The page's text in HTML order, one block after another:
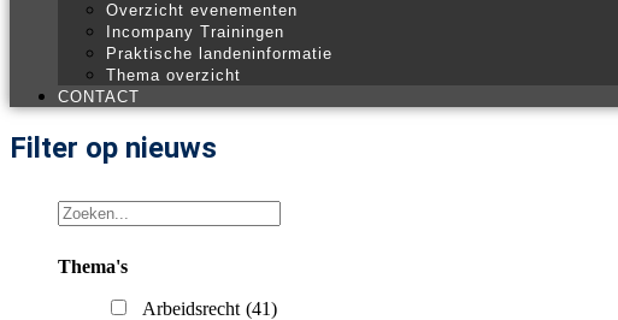
Overzicht evenementen
Incompany Trainingen
Praktische landeninformatie
Thema overzicht
CONTACT
Filter op nieuws
Thema's
Arbeidsrecht (41)